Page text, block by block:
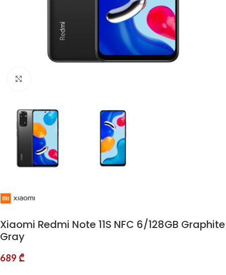
Xiaomi Redmi Note 11S NFC 6/128GB Graphite
Gray
689 ₾